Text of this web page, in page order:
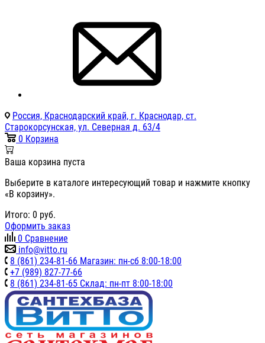
Россия, Краснодарский край, г. Краснодар, ст.
Старокорсунская, ул. Северная д. 63/4
0 Корзина
Ваша корзина пуста
Выберите в каталоге интересующий товар и нажмите кнопку
«В корзину».
Итого: 0 руб.
Оформить заказ
0 Сравнение
info@vitto.ru
8 (861) 234-81-66 Магазин: пн-сб 8:00-18:00
+7 (989) 827-77-66
8 (861) 234-81-65 Склад: пн-пт 8:00-18:00